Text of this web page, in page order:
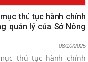
thủ tục hành chính
quản lý của Sở Nông
08/10/2025
thủ tục hành chính